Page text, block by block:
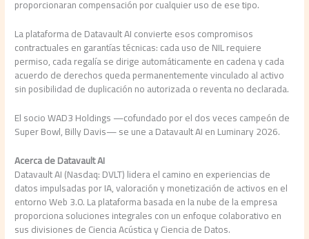
proporcionaran compensación por cualquier uso de ese tipo.
La plataforma de Datavault AI convierte esos compromisos
contractuales en garantías técnicas: cada uso de NIL requiere
permiso, cada regalía se dirige automáticamente en cadena y cada
acuerdo de derechos queda permanentemente vinculado al activo
sin posibilidad de duplicación no autorizada o reventa no declarada.
El socio WAD3 Holdings —cofundado por el dos veces campeón de
Super Bowl, Billy Davis— se une a Datavault AI en Luminary 2026.
Acerca de Datavault AI
Datavault AI (Nasdaq: DVLT) lidera el camino en experiencias de
datos impulsadas por IA, valoración y monetización de activos en el
entorno Web 3.0. La plataforma basada en la nube de la empresa
proporciona soluciones integrales con un enfoque colaborativo en
sus divisiones de Ciencia Acústica y Ciencia de Datos.